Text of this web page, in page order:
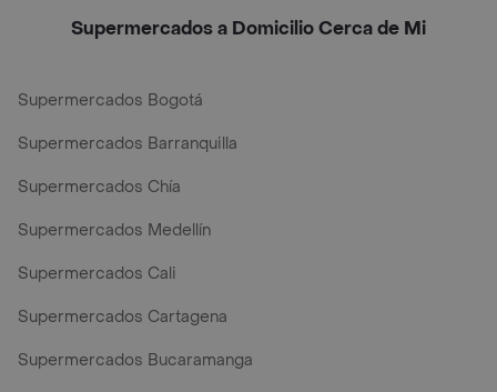
Supermercados a Domicilio Cerca de Mi
Supermercados Bogotá
Supermercados Barranquilla
Supermercados Chía
Supermercados Medellín
Supermercados Cali
Supermercados Cartagena
Supermercados Bucaramanga